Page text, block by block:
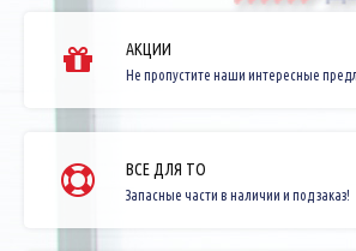
АКЦИИ
Не пропустите наши интересные
ВСЕ ДЛЯ ТО
Запасные части в наличии и под заказ!